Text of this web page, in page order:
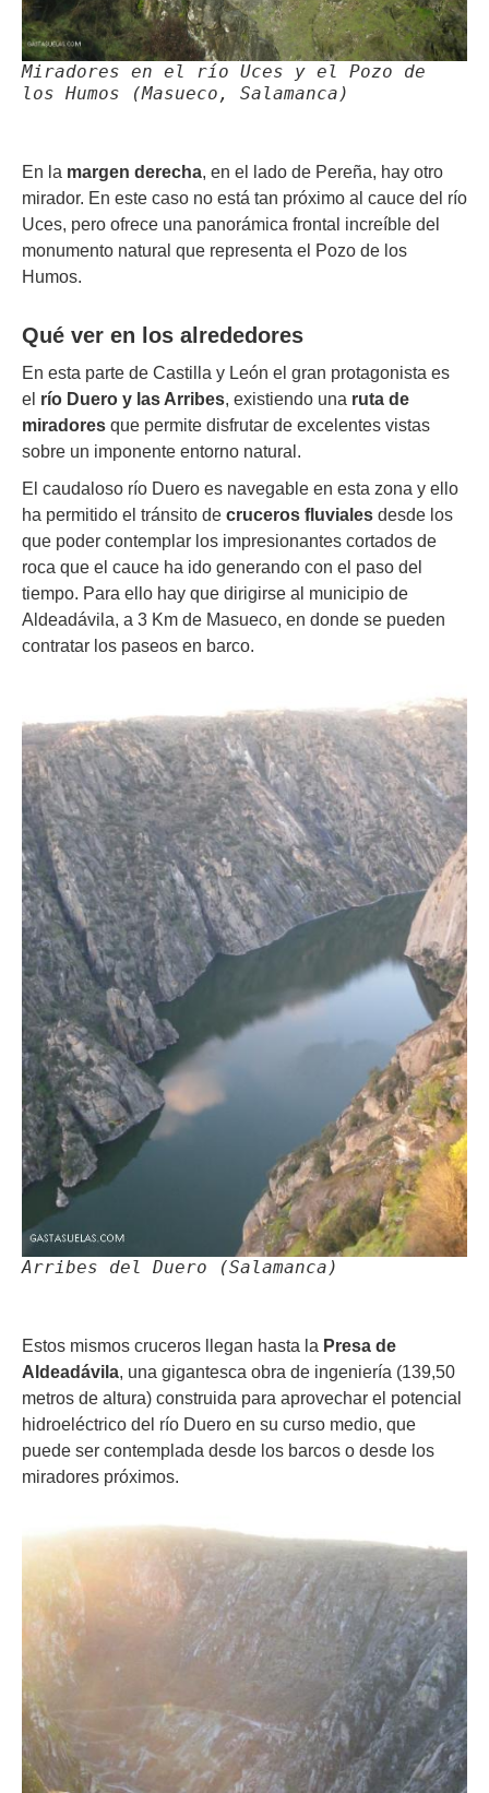
Miradores en el río Uces y el Pozo de
los Humos (Masueco, Salamanca)
En la margen derecha, en el lado de Pereña, hay otro
mirador. En este caso no está tan próximo al cauce del río
Uces, pero ofrece una panorámica frontal increíble del
monumento natural que representa el Pozo de los
Humos.
Qué ver en los alrededores
En esta parte de Castilla y León el gran protagonista es
el río Duero y las Arribes, existiendo una ruta de
miradores que permite disfrutar de excelentes vistas
sobre un imponente entorno natural.
El caudaloso río Duero es navegable en esta zona y ello
ha permitido el tránsito de cruceros fluviales desde los
que poder contemplar los impresionantes cortados de
roca que el cauce ha ido generando con el paso del
tiempo. Para ello hay que dirigirse al municipio de
Aldeadávila, a 3 Km de Masueco, en donde se pueden
contratar los paseos en barco.
Arribes del Duero (Salamanca)
Estos mismos cruceros llegan hasta la Presa de
Aldeadávila, una gigantesca obra de ingeniería (139,50
metros de altura) construida para aprovechar el potencial
hidroeléctrico del río Duero en su curso medio, que
puede ser contemplada desde los barcos o desde los
miradores próximos.